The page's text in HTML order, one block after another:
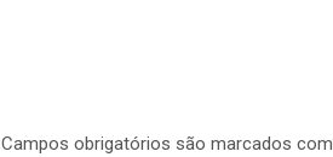
Campos obrigatórios são marcados com